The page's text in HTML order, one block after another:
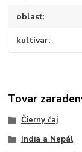
oblasť
kultivar
Tovar
Čierny čaj
India a Nepál